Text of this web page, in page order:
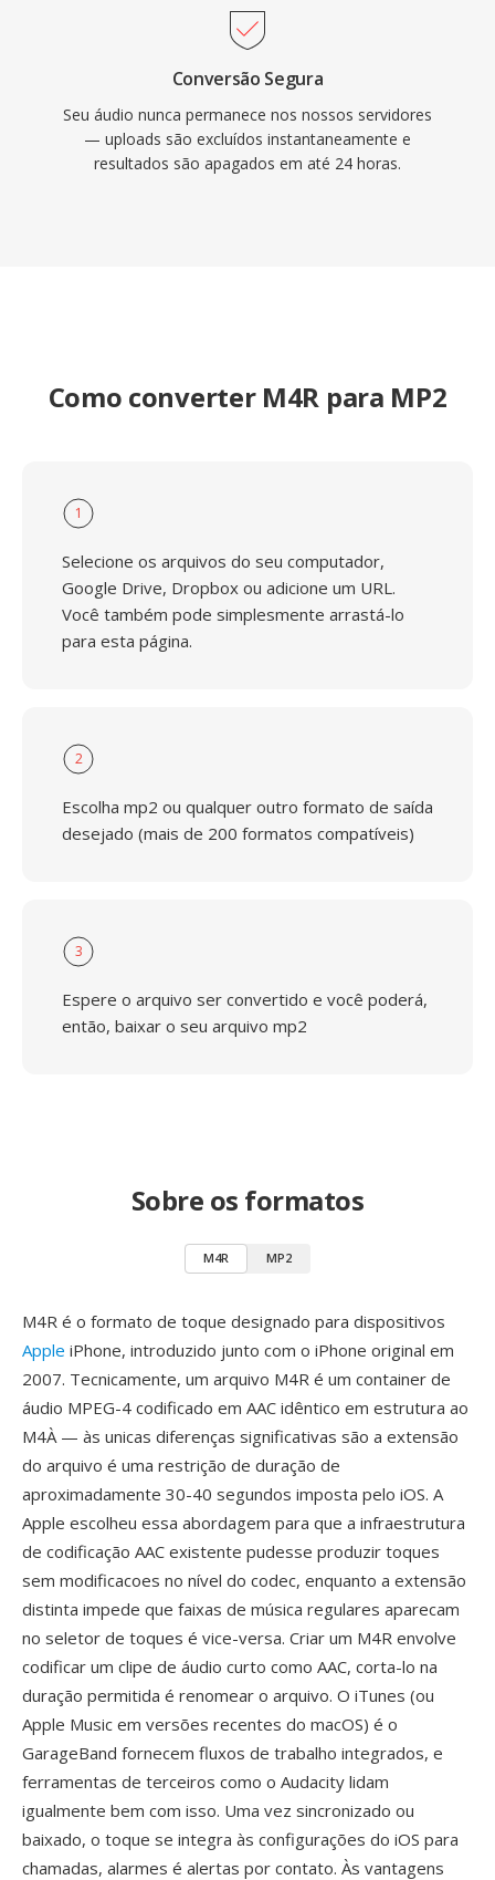
Conversão Segura
Seu áudio nunca permanece nos nossos servidores
— uploads são excluídos instantaneamente e
resultados são apagados em até 24 horas.
Como converter M4R para MP2
1
Selecione os arquivos do seu computador,
Google Drive, Dropbox ou adicione um URL.
Você também pode simplesmente arrastá-lo
para esta página.
2
Escolha mp2 ou qualquer outro formato de saída
desejado (mais de 200 formatos compatíveis)
3
Espere o arquivo ser convertido e você poderá,
então, baixar o seu arquivo mp2
Sobre os formatos
M4R MP2
M4R é o formato de toque designado para dispositivos
Apple iPhone, introduzido junto com o iPhone original em
2007. Tecnicamente, um arquivo M4R é um container de
áudio MPEG-4 codificado em AAC idêntico em estrutura ao
M4À — às unicas diferenças significativas são a extensão
do arquivo é uma restrição de duração de
aproximadamente 30-40 segundos imposta pelo iOS. A
Apple escolheu essa abordagem para que a infraestrutura
de codificação AAC existente pudesse produzir toques
sem modificacoes no nível do codec, enquanto a extensão
distinta impede que faixas de música regulares aparecam
no seletor de toques é vice-versa. Criar um M4R envolve
codificar um clipe de áudio curto como AAC, corta-lo na
duração permitida é renomear o arquivo. O iTunes (ou
Apple Music em versões recentes do macOS) é o
GarageBand fornecem fluxos de trabalho integrados, e
ferramentas de terceiros como o Audacity lidam
igualmente bem com isso. Uma vez sincronizado ou
baixado, o toque se integra às configurações do iOS para
chamadas, alarmes é alertas por contato. Às vantagens